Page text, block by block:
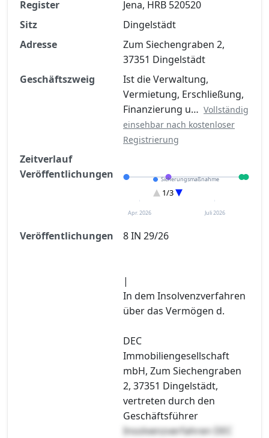
Finanzkennzahlen nach kostenloser
Registrierung verfügbar
Jetzt kostenlos registrieren
Register
Jena, HRB 520520
Sitz
Dingelstädt
Adresse
Zum Siechengraben 2,
37351 Dingelstädt
Geschäftszweig
Ist die Verwaltung,
Vermietung, Erschließung,
Finanzierung u… Vollständig
einsehbar nach kostenloser
Registrierung
Zeitverlauf
Veröffentlichungen
Sicherungsmaßnahme
Eröffnung
Sonstiges
1/3
Apr. 2026 Juli 2026
Veröffentlichungen 8 IN 29/26
|
In dem Insolvenzverfahren
über das Vermögen d.
DEC
Immobiliengesellschaft
mbH, Zum Siechengraben
2, 37351 Dingelstädt,
vertreten durch den
Geschäftsführer
Insolvenzverfahren DEC